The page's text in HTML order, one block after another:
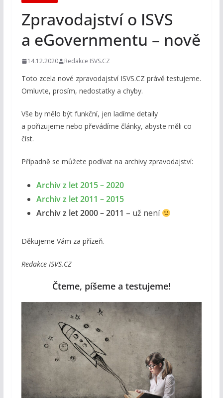
Zpravodajství o ISVS
a eGovernmentu – nově
14.12.2020 Redakce ISVS.CZ
Toto zcela nové zpravodajství ISVS.CZ právě testujeme.
Omluvte, prosím, nedostatky a chyby.
Vše by mělo být funkční, jen ladíme detaily
a pořizujeme nebo převádíme články, abyste měli co
číst.
Případně se můžete podívat na archivy zpravodajství:
Archiv z let 2015 – 2020
Archiv z let 2011 – 2015
Archiv z let 2000 – 2011 – už není
Děkujeme Vám za přízeň.
Redakce ISVS.CZ
Čteme, píšeme a testujeme!